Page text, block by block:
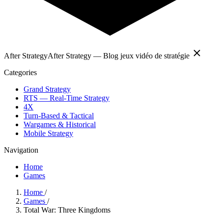
After StrategyAfter Strategy — Blog jeux vidéo de stratégie
Categories
Grand Strategy
RTS — Real-Time Strategy
4X
Turn-Based & Tactical
Wargames & Historical
Mobile Strategy
Navigation
Home
Games
Home /
Games /
Total War: Three Kingdoms